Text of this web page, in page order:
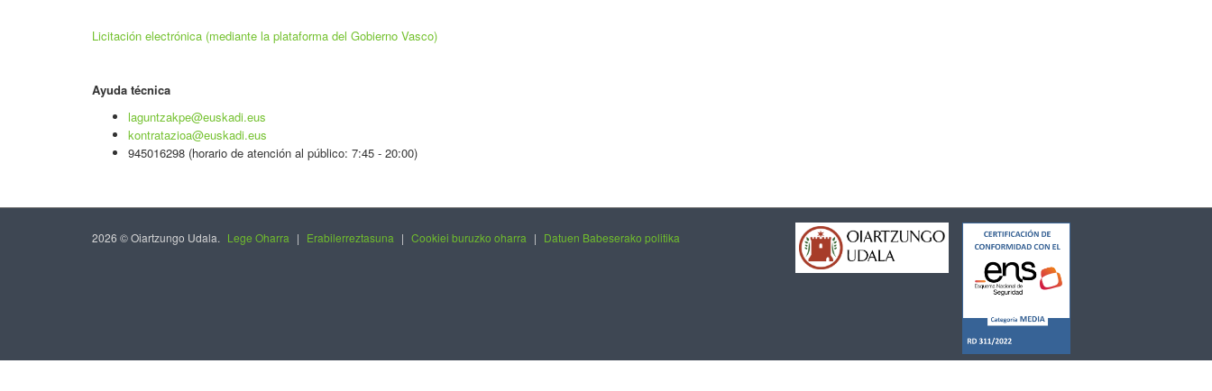
Licitación electrónica (mediante la plataforma del Gobierno Vasco)
Ayuda técnica
laguntzakpe@euskadi.eus
kontratazioa@euskadi.eus
945016298 (horario de atención al público: 7:45 - 20:00)
2026 © Oiartzungo Udala. Lege Oharra | Erabilerreztasuna | Cookiei buruzko oharra | Datuen Babeserako politika